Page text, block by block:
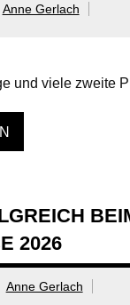
Anne Gerlach
und viele zweite
2026
Anne Gerlach